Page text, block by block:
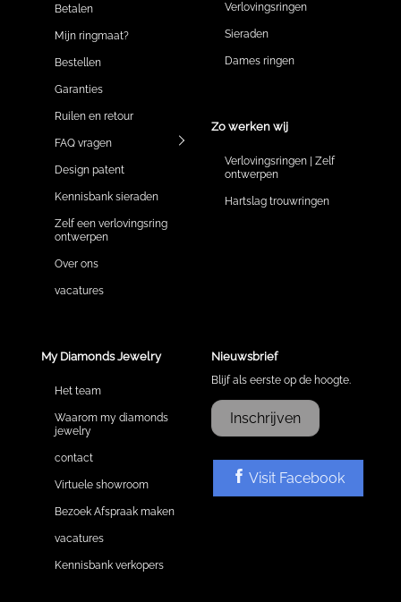
Betalen
Mijn ringmaat?
Bestellen
Garanties
Ruilen en retour
FAQ vragen
Design patent
Kennisbank sieraden
Zelf een verlovingsring
ontwerpen
Over ons
vacatures
Verlovingsringen
Sieraden
Dames ringen
Zo werken wij
Verlovingsringen | Zelf
ontwerpen
Hartslag trouwringen
My Diamonds Jewelry
Het team
Waarom my diamonds
jewelry
contact
Virtuele showroom
Bezoek Afspraak maken
vacatures
Kennisbank verkopers
Nieuwsbrief
Blijf als eerste op de hoogte.
Inschrijven
Visit Facebook